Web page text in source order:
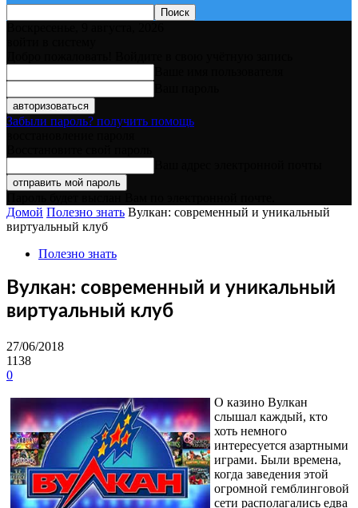
Забыли пароль? получить помощь
Домой Полезно знать Вулкан: современный и уникальный
виртуальный клуб
Полезно знать
Вулкан: современный и уникальный
виртуальный клуб
27/06/2018
1138
0
О казино Вулкан
слышал каждый, кто
хоть немного
интересуется азартными
играми. Были времена,
когда заведения этой
огромной гемблинговой
сети располагались едва